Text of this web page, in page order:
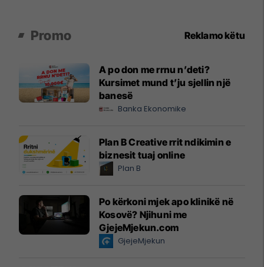
Promo Reklamo këtu
A po don me rrnu n’deti?
Kursimet mund t’ju sjellin një
banesë
Banka Ekonomike
Plan B Creative rrit ndikimin e
biznesit tuaj online
Plan B
Po kërkoni mjek apo klinikë në
Kosovë? Njihuni me
GjejeMjekun.com
GjejeMjekun